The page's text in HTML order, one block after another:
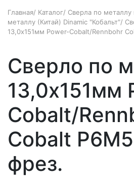
Главная/ Каталог/ Сверла по металлу
металлу (Китай) Dinamic "Кобальт"/
13,0х151мм Power-Cobalt/Rennbohr
Сверло по
13,0х151мм
Cobalt/
Cobalt
фрез.